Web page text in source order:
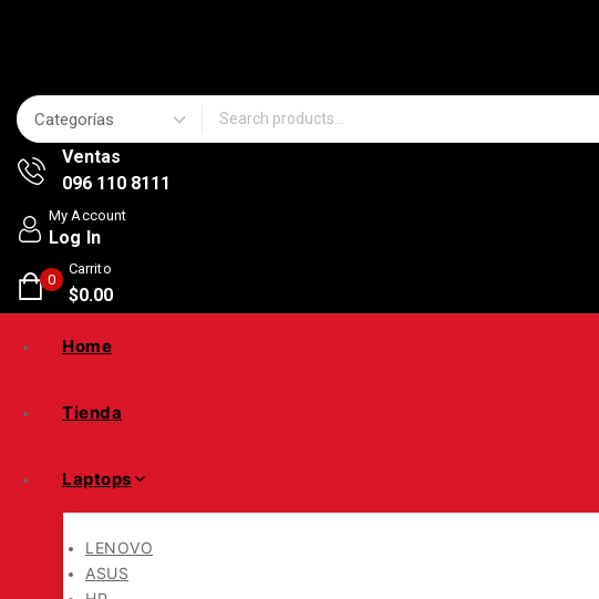
Search for:
Ventas
096 110 8111
My Account
Log In
0
Carrito
$0.00
Home
Tienda
Laptops
LENOVO
ASUS